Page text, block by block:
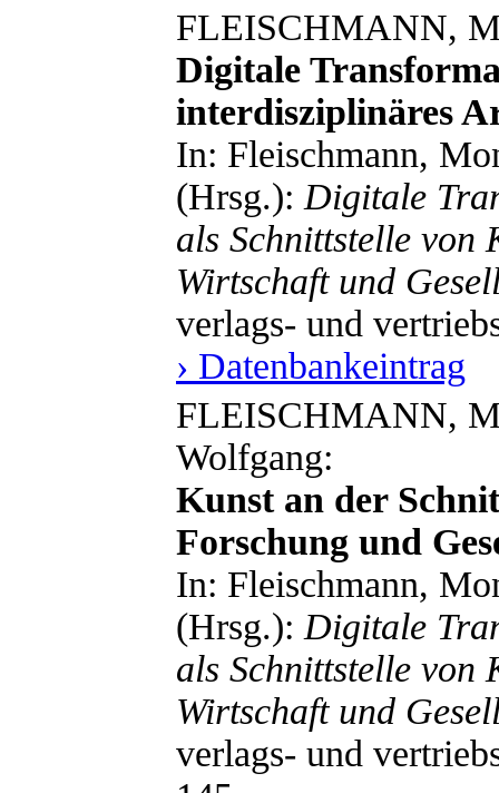
FLEISCHMANN,
Digitale
interdisziplinäres
In: Fleischmann,
(Hrsg.): Digitale
als Schnittstelle von
Wirtschaft und
verlags- und
› Datenbankeintrag
FLEISCHMANN,
Wolfgang:
Kunst an der
Forschung und
In: Fleischmann,
(Hrsg.): Digitale
als Schnittstelle von
Wirtschaft und
verlags- und